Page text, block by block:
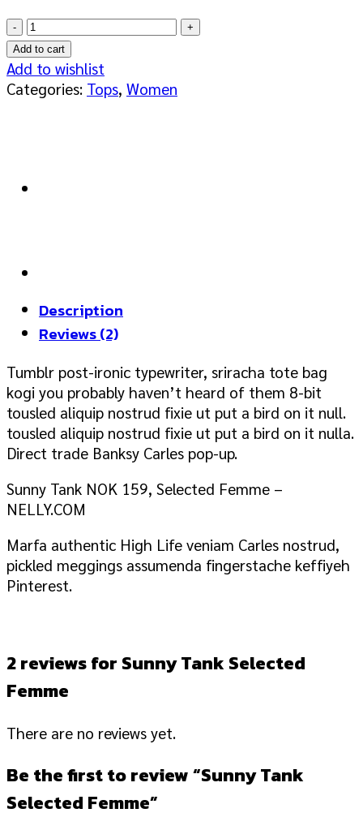
Sunny
Tank
Selected
Femme
quantity
Add to cart
Add to wishlist
Categories: Tops, Women
Description
Reviews (2)
Tumblr post-ironic typewriter, sriracha tote bag
kogi you probably haven’t heard of them 8-bit
tousled aliquip nostrud fixie ut put a bird on it null.
tousled aliquip nostrud fixie ut put a bird on it nulla.
Direct trade Banksy Carles pop-up.
Sunny Tank NOK 159, Selected Femme –
NELLY.COM
Marfa authentic High Life veniam Carles nostrud,
pickled meggings assumenda fingerstache keffiyeh
Pinterest.
2 reviews for Sunny Tank Selected
Femme
There are no reviews yet.
Be the first to review “Sunny Tank
Selected Femme”